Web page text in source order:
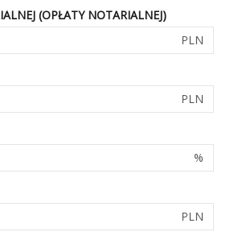
(OPŁATY NOTARIALNEJ)
PLN
PLN
%
PLN